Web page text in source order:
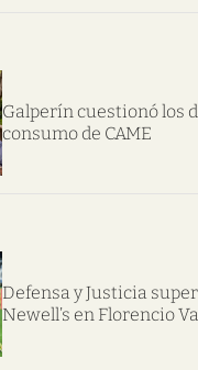
Galperín cuestionó los
consumo de CAME
Defensa y Justicia
Newell’s en Florencio